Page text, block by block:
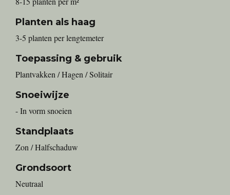
Planten als haag
3-5 planten per lengtemeter
Toepassing & gebruik
Plantvakken / Hagen / Solitair
Snoeiwijze
- In vorm snoeien
Standplaats
Zon / Halfschaduw
Grondsoort
Neutraal